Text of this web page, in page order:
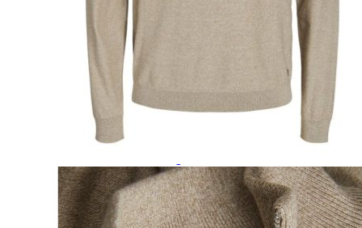
Miesten sukat
Miesten yöasut
Miesten aamutakit ja kylpytakit
Miesten takit
Miesten nahkatakit
Miesten kevät-ja syystakit
Miesten villakangastakit
Miesten talvitakit
Naisten paidat
Paidat, tunikat ja jakut
Trikoopaidat
Naisten puserot
Tunikat